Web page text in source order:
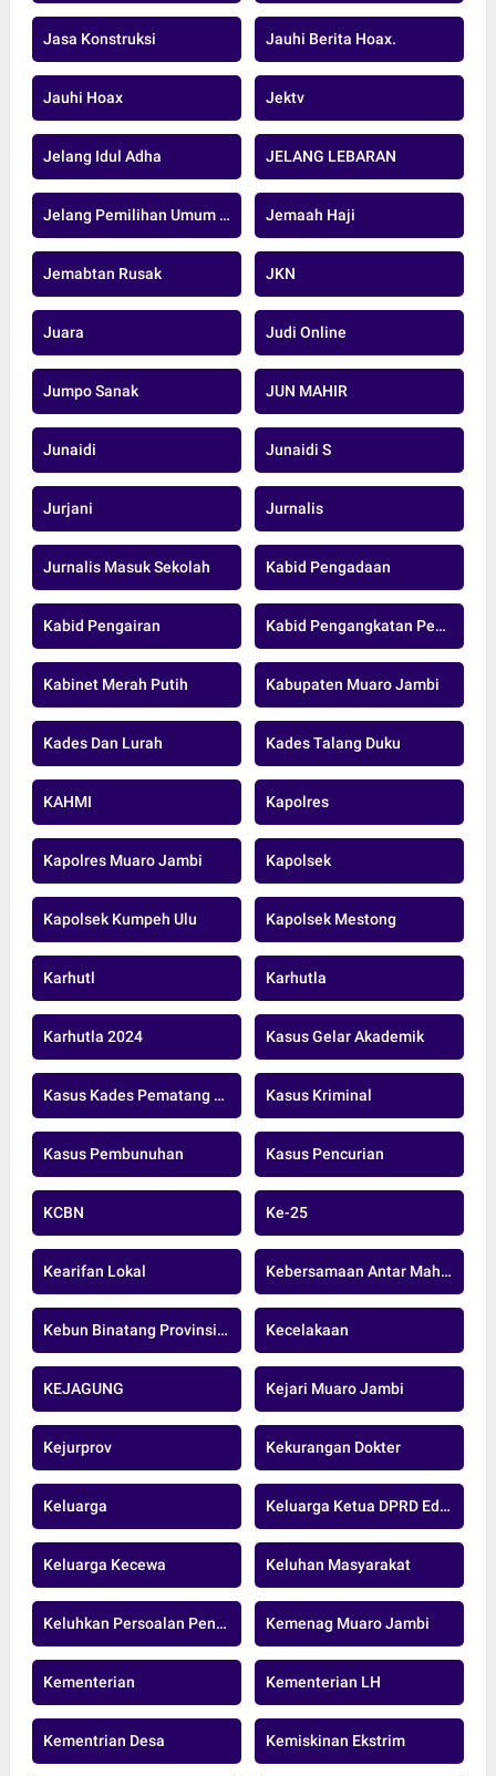
Jasa Konstruksi Jauhi Berita Hoax.
Jauhi Hoax Jektv
Jelang Idul Adha JELANG LEBARAN
Jelang Pemilihan Umum Serentak 2024 Jemaah Haji
Jemabtan Rusak JKN
Juara Judi Online
Jumpo Sanak JUN MAHIR
Junaidi Junaidi S
Jurjani Jurnalis
Jurnalis Masuk Sekolah Kabid Pengadaan
Kabid Pengairan Kabid Pengangkatan Pegawai Pensiun Dan Data ASN BKD MUARO JAMBI.
Kabinet Merah Putih Kabupaten Muaro Jambi
Kades Dan Lurah Kades Talang Duku
KAHMI Kapolres
Kapolres Muaro Jambi Kapolsek
Kapolsek Kumpeh Ulu Kapolsek Mestong
Karhutl Karhutla
Karhutla 2024 Kasus Gelar Akademik
Kasus Kades Pematang Raman Kasus Kriminal
Kasus Pembunuhan Kasus Pencurian
KCBN Ke-25
Kearifan Lokal Kebersamaan Antar Mahasiswa Tebo
Kebun Binatang Provinsi Jambi Kecelakaan
KEJAGUNG Kejari Muaro Jambi
Kejurprov Kekurangan Dokter
Keluarga Keluarga Ketua DPRD Edi Purwanto
Keluarga Kecewa Keluhan Masyarakat
Keluhkan Persoalan Pengeboran Minyak Kemenag Muaro Jambi
Kementerian Kementerian LH
Kementrian Desa Kemiskinan Ekstrim